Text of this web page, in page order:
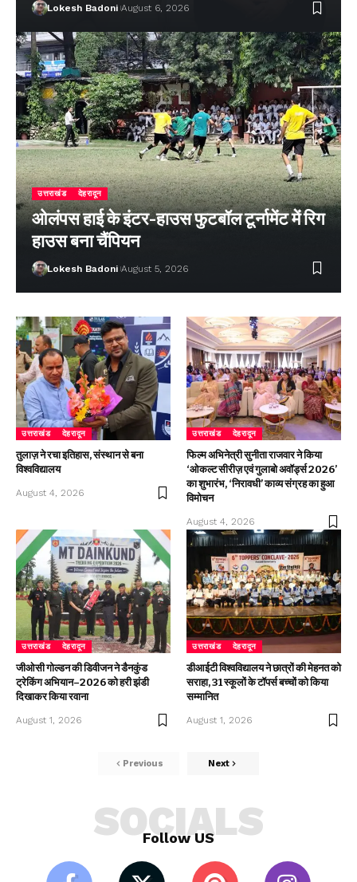
Lokesh Badoni August 6, 2026
उत्तराखंड देहरादून
ओलंपस हाई के इंटर-हाउस फुटबॉल टूर्नामेंट में रिग
हाउस बना चैंपियन
Lokesh Badoni August 5, 2026
उत्तराखंड देहरादून
तुलाज़ ने रचा इतिहास, संस्थान से बना
विश्वविद्यालय
August 4, 2026
उत्तराखंड देहरादून
फिल्म अभिनेत्री सुनीता राजवार ने किया
‘ओकल्ट सीरीज़ एवं गुलाबो अवॉर्ड्स 2026’
का शुभारंभ, ‘निरावधी’ काव्य संग्रह का हुआ
विमोचन
August 4, 2026
उत्तराखंड देहरादून
जीओसी गोल्डन की डिवीजन ने डैनकुंड
ट्रेकिंग अभियान–2026 को हरी झंडी
दिखाकर किया रवाना
August 1, 2026
उत्तराखंड देहरादून
डीआईटी विश्वविद्यालय ने छात्रों की मेहनत को
सराहा, 31 स्कूलों के टॉपर्स बच्चों को किया
सम्मानित
August 1, 2026
Previous Next
Follow US
SOCIALS